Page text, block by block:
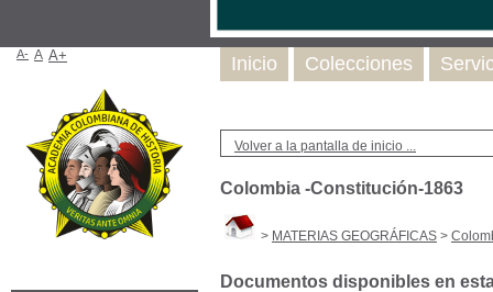
Volver a la pantalla de inicio ...
Colombia -Constitución-1863
> MATERIAS GEOGRÁFICAS >
Documentos disponibles en
Inicio Colecciones
A- A A+